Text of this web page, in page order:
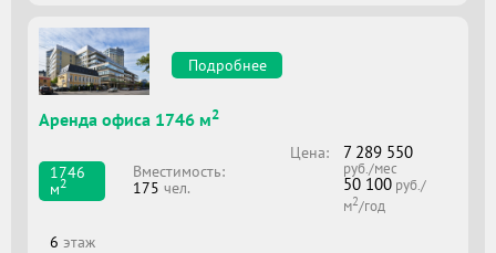
Подробнее
Аренда офиса 1746 м2
1746
м2
Вместимоcть:
175 чел.
Цена: 7 289 550
руб./мес
50 100 руб./
м2/год
6 этаж